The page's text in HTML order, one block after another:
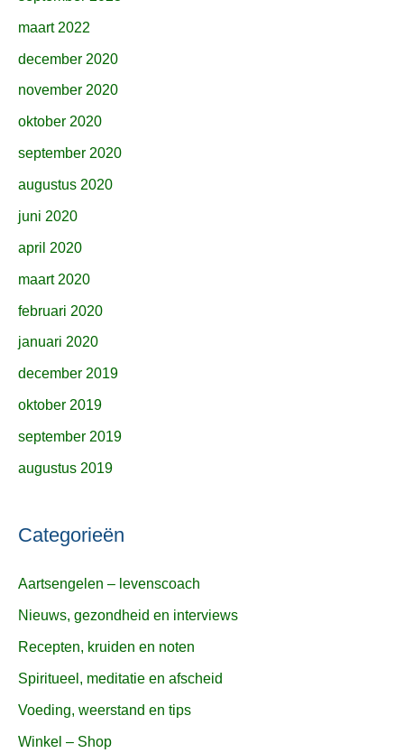
maart 2022
december 2020
november 2020
oktober 2020
september 2020
augustus 2020
juni 2020
april 2020
maart 2020
februari 2020
januari 2020
december 2019
oktober 2019
september 2019
augustus 2019
Categorieën
Aartsengelen – levenscoach
Nieuws, gezondheid en interviews
Recepten, kruiden en noten
Spiritueel, meditatie en afscheid
Voeding, weerstand en tips
Winkel – Shop